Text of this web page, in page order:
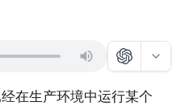
在生产环境中运行某个